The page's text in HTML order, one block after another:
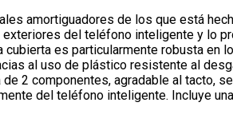
amortiguadores de los que está
del teléfono inteligente y lo
cubierta es particularmente robusta en
al uso de plástico resistente al
de 2 componentes, agradable al tacto,
del teléfono inteligente. Incluye